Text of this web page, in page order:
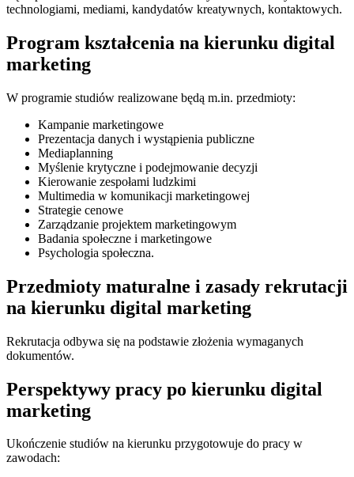
technologiami, mediami, kandydatów kreatywnych, kontaktowych.
Program kształcenia na kierunku digital
marketing
W programie studiów realizowane będą m.in. przedmioty:
Kampanie marketingowe
Prezentacja danych i wystąpienia publiczne
Mediaplanning
Myślenie krytyczne i podejmowanie decyzji
Kierowanie zespołami ludzkimi
Multimedia w komunikacji marketingowej
Strategie cenowe
Zarządzanie projektem marketingowym
Badania społeczne i marketingowe
Psychologia społeczna.
Przedmioty maturalne i zasady rekrutacji
na kierunku digital marketing
Rekrutacja odbywa się na podstawie złożenia wymaganych
dokumentów.
Perspektywy pracy po kierunku digital
marketing
Ukończenie studiów na kierunku przygotowuje do pracy w
zawodach: